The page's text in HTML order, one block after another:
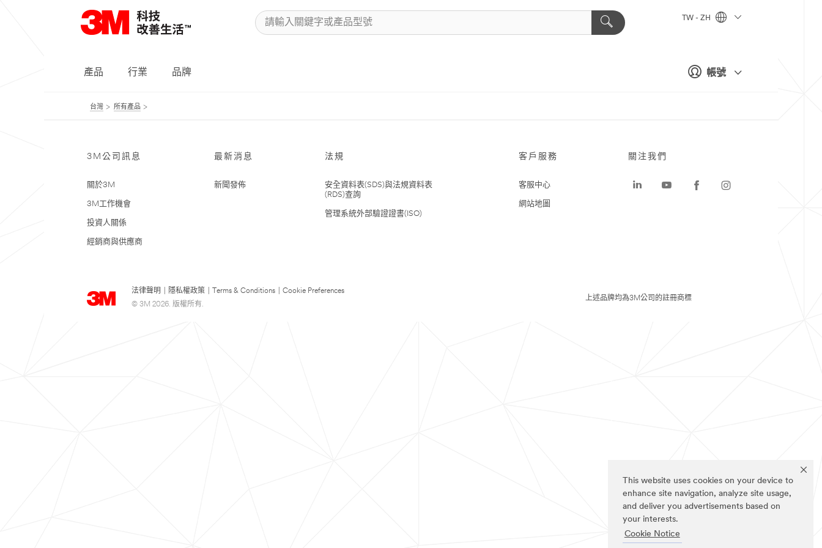
This website uses cookies on your device to
enhance site navigation, analyze site usage,
and deliver you advertisements based on
your interests.
Cookie Notice
帳號
TW - ZH
產品 行業 品牌
台灣 所有產品
3M公司訊息
關於3M
3M工作機會
投資人關係
經銷商與供應商
最新消息
新聞發佈
法規
安全資料表(SDS)與法規資料表
(RDS)查詢
管理系統外部驗證證書(ISO)
客戶服務
客服中心
網站地圖
法律聲明 隱私權政策 Terms & Conditions
Cookie Preferences
© 3M 2026. 版權所有.
關注我們
上述品牌均為3M公司的註冊商標